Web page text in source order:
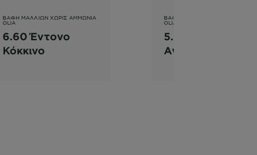
ΒΑΦΉ ΜΑΛΛΙΏΝ ΧΩΡΊΣ ΑΜΜΩΝΊΑ
OLIA
6.60 Έντονο
Κόκκινο
ΒΑΦΉ ΜΑΛΛΙΏΝ ΧΩΡΊΣ
OLIA
5.0 Καστανό
Ανοιχτό